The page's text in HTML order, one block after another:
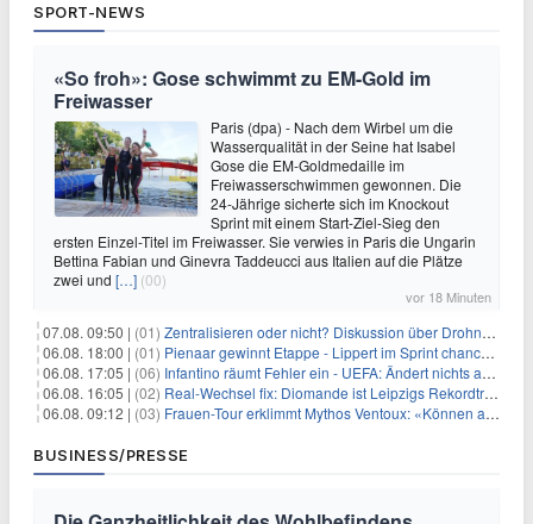
SPORT-NEWS
«So froh»: Gose schwimmt zu EM-Gold im
Freiwasser
Paris (dpa) - Nach dem Wirbel um die
Wasserqualität in der Seine hat Isabel
Gose die EM-Goldmedaille im
Freiwasserschwimmen gewonnen. Die
24-Jährige sicherte sich im Knockout
Sprint mit einem Start-Ziel-Sieg den
ersten Einzel-Titel im Freiwasser. Sie verwies in Paris die Ungarin
Bettina Fabian und Ginevra Taddeucci aus Italien auf die Plätze
zwei und […] (00)
vor 18 Minuten
07.08. 09:50 | (01) Zentralisieren oder nicht? Diskussion über Drohnenabwehr
06.08. 18:00 | (01) Pienaar gewinnt Etappe - Lippert im Sprint chancenlos
06.08. 17:05 | (06) Infantino räumt Fehler ein - UEFA: Ändert nichts an Boykott
06.08. 16:05 | (02) Real-Wechsel fix: Diomande ist Leipzigs Rekordtransfer
06.08. 09:12 | (03) Frauen-Tour erklimmt Mythos Ventoux: «Können alles schaffen»
BUSINESS/PRESSE